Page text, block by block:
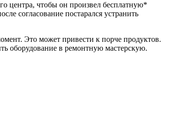
центра, чтобы он произвел бесплатную*
согласование постарался устранить
Это может привести к порче продуктов.
оборудование в ремонтную мастерскую.